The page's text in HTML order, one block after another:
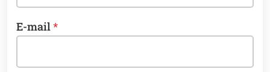
E-mail*